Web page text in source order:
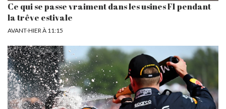
Ce qui se passe vraiment dans les usines F1 pendant
la trêve estivale
AVANT-HIER À 11:15